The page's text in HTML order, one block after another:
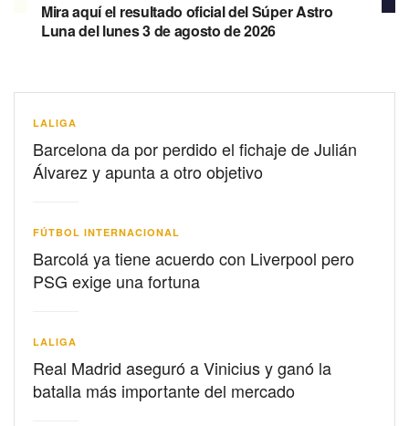
Mira aquí el resultado oficial del Súper Astro
Luna del lunes 3 de agosto de 2026
LALIGA
Barcelona da por perdido el fichaje de Julián
Álvarez y apunta a otro objetivo
FÚTBOL INTERNACIONAL
Barcolá ya tiene acuerdo con Liverpool pero
PSG exige una fortuna
LALIGA
Real Madrid aseguró a Vinicius y ganó la
batalla más importante del mercado